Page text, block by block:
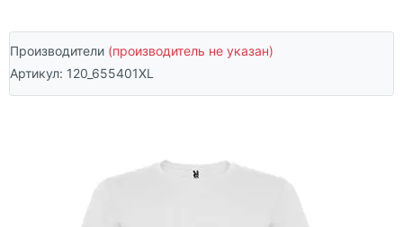
Производители (производитель не указан)
Артикул: 120_655401XL